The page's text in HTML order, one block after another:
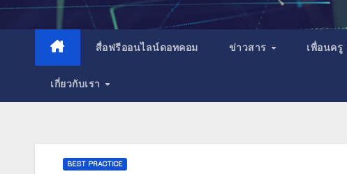
สื่อฟรีออนไลน์ดอทคอม ข่าวสาร เพื่อนครู
เกี่ยวกับเรา
BEST PRACTICE